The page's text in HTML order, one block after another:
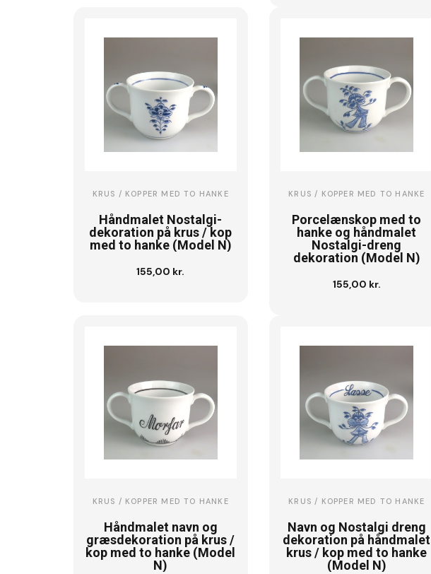
KRUS / KOPPER MED TO HANKE
Håndmalet Nostalgi-
dekoration på krus / kop
med to hanke (Model N)
155,00 kr.
Se vare
KRUS / KOPPER MED TO HANKE
Porcelænskop med to
hanke og håndmalet
Nostalgi-dreng
dekoration (Model N)
155,00 kr.
Se vare
KRUS / KOPPER MED TO HANKE
Håndmalet navn og
græsdekoration på krus /
kop med to hanke (Model
N)
KRUS / KOPPER MED TO HANKE
Navn og Nostalgi dreng
dekoration på håndmalet
krus / kop med to hanke
(Model N)